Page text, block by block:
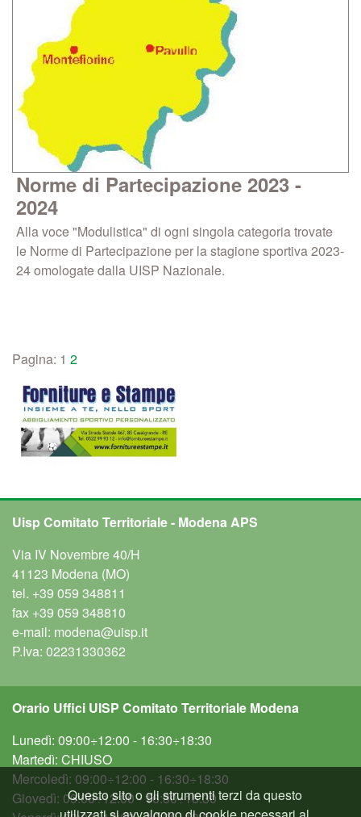
Norme di Partecipazione 2023 -
2024
Alla voce "Modulistica" di ogni singola categoria trovate
le Norme di Partecipazione per la stagione sportiva 2023-
24 omologate dalla UISP Nazionale.
Pagina: 1 2
Uisp Comitato Territoriale - Modena APS
Via IV Novembre 40/H
41123 Modena (MO)
tel. +39 059 348811
fax +39 059 348810
e-mail: modena@uisp.it
P.Iva: 02231330362
Orario Uffici UISP Comitato Territoriale Modena
Lunedì: 09:00÷12:00 - 16:30÷18:30
Martedì: CHIUSO
Mercoledì: 09:00÷12:00 - 16:30÷18:30
Giovedì: 09:00÷12:00 - 16:30÷18:30
Questo sito o gli strumenti terzi da questo